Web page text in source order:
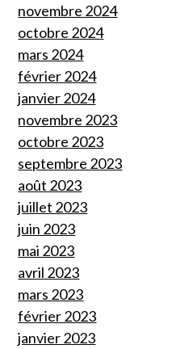
novembre 2024
octobre 2024
mars 2024
février 2024
janvier 2024
novembre 2023
octobre 2023
septembre 2023
août 2023
juillet 2023
juin 2023
mai 2023
avril 2023
mars 2023
février 2023
janvier 2023